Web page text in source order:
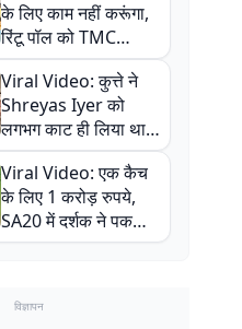
के लिए काम नहीं करूंगा,
रिंटू पॉल को TMC
ऑफिस में ले जाकर पीटा,
Video वायरल
Viral Video: कुत्ते ने
Shreyas Iyer को
लगभग काट ही लिया था,
न्यूजीलैंड सीरीज से पहले
बाल-बाल बचे
Viral Video: एक कैच
के लिए 1 करोड़ रुपये,
SA20 में दर्शक ने पकड़ा
एक हाथ से गजब का कैच
विज्ञापन